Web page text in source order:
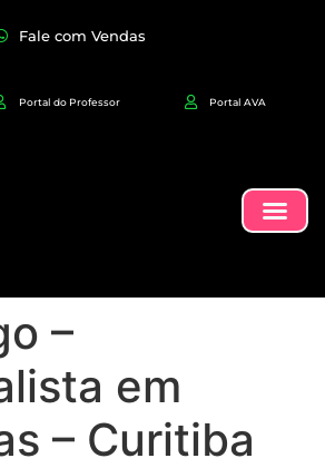
Fale com Vendas
Portal do Professor Portal AVA
–
em
– Curitiba